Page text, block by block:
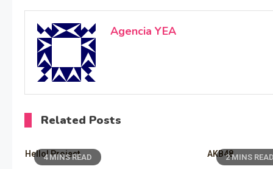
Agencia YEA
Related Posts
4 MINS READ
Hello! Project 2 MINS READ
AKB48